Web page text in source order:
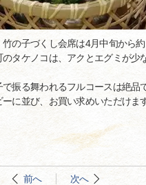
の子づくし会席は4月中旬から約
タケノコは、アクとエグミが少
振る舞われるフルコースは絶品
に並び、お買い求めいただけま
前へ 次へ